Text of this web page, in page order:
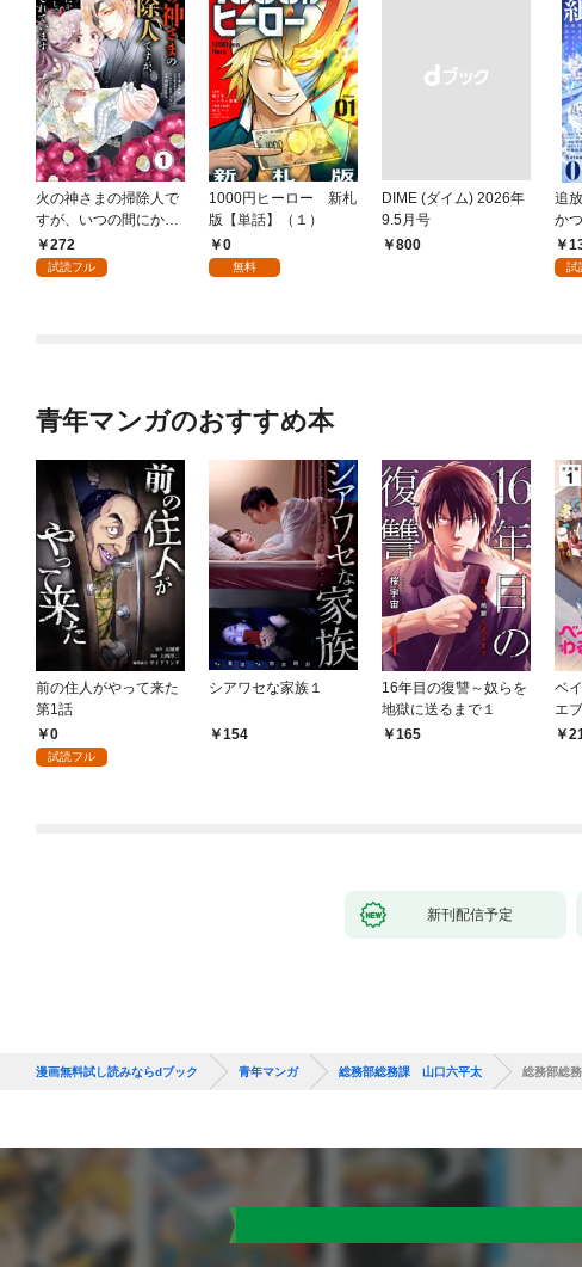
火の神さまの掃除人で
すが、いつの間にか花
嫁として溺愛されてい
ます【単話】（１）
272
試読フル
1000円ヒーロー 新札
版【単話】（１）
0
無料
DIME (ダイム) 2026年
9.5月号
￥800
追
か
ま
れ試
青年マンガのおすすめ本
前の住人がやって来た
第1話
0
試読フル
シアワセな家族１
154
16年目の復讐～奴らを
地獄に送るまで１
165
ベ
エ
版
新刊配信予定
漫画無料試し読みならdブック 青年マンガ 総務部総務課 山口六平太 総務部総